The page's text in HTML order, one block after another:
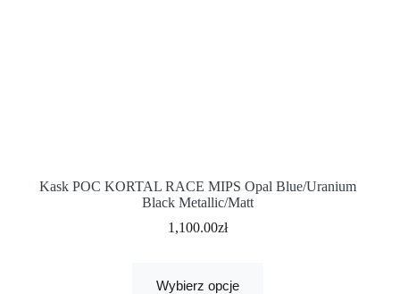
Kask POC KORTAL RACE MIPS Opal Blue/Uranium
Black Metallic/Matt
1,100.00zł
Wybierz opcje